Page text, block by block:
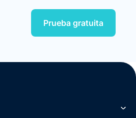
Prueba gratuita